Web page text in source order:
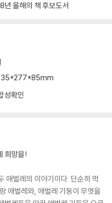
년 올해의 책 후보도서
성확인
희망을!
애벌레의 이야기이다. 단순히 먹
애벌레와, 애벌레 기둥이 무엇을